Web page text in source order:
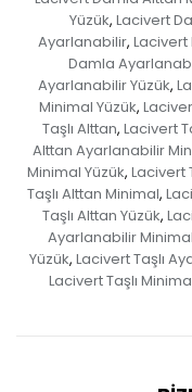
Yüzük, Lacivert
Ayarlanabilir,
Damla
Ayarlanabilir Yüzük,
Minimal Yüzük,
Taşlı Alttan, Lacivert
Alttan Ayarlanabilir
Minimal Yüzük, Lacivert
Taşlı Alttan Minimal,
Taşlı Alttan Yüzük,
Ayarlanabilir Minimal
Yüzük, Lacivert Taşlı
Lacivert Taşlı